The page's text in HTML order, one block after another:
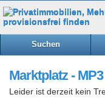
Suchen
Marktplatz -
Leider ist derzeit kein